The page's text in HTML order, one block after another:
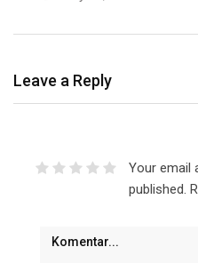
Leave a Reply
Your email
published.